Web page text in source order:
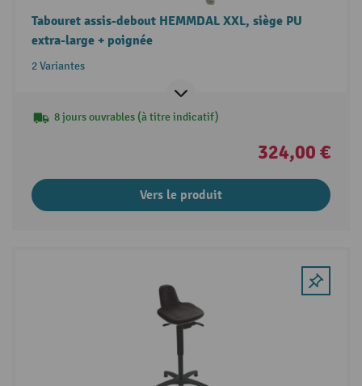
Tabouret assis-debout HEMMDAL XXL, siège PU
extra-large + poignée
2 Variantes
8 jours ouvrables (à titre indicatif)
324,00 €
Vers le produit